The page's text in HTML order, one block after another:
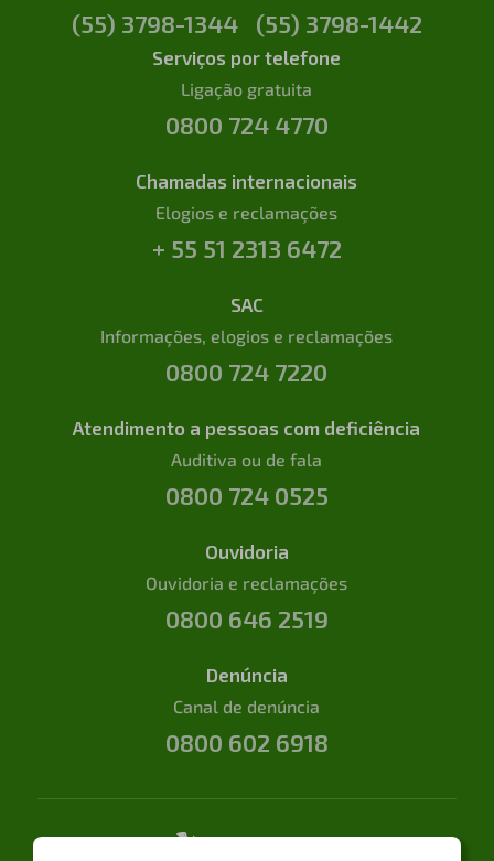
(55) 3798-1344 (55) 3798-1442
Serviços por telefone
Ligação gratuita
0800 724 4770
Chamadas internacionais
Elogios e reclamações
+ 55 51 2313 6472
SAC
Informações, elogios e reclamações
0800 724 7220
Atendimento a pessoas com deficiência
Auditiva ou de fala
0800 724 0525
Ouvidoria
Ouvidoria e reclamações
0800 646 2519
Denúncia
Canal de denúncia
0800 602 6918